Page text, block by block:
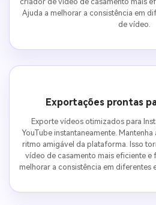
Ajuda a melhorar a consistência em
de vídeo.
Exportações prontas
Exporte vídeos otimizados para
YouTube instantaneamente.
ritmo amigável da plataforma. Isso
vídeo de casamento mais eficiente e
melhorar a consistência em diferentes